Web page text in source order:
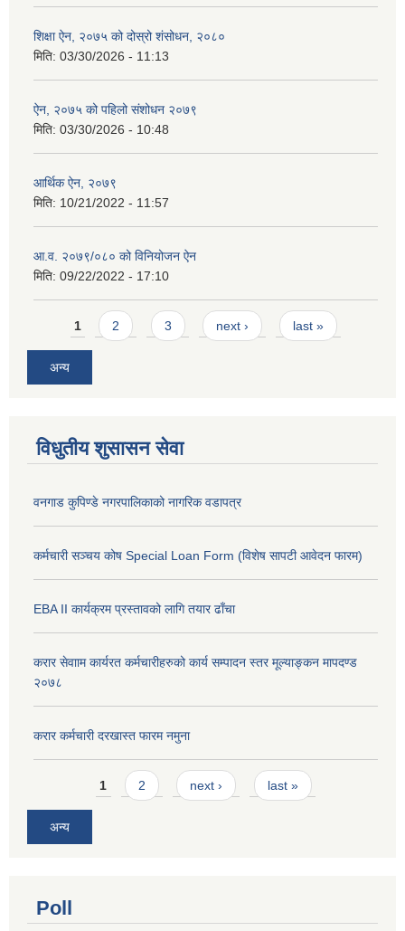
शिक्षा ऐन, २०७५ को दोस्रो शंसोधन, २०८०
मिति: 03/30/2026 - 11:13
ऐन, २०७५ को पहिलो संशोधन २०७९
मिति: 03/30/2026 - 10:48
आर्थिक ऐन, २०७९
मिति: 10/21/2022 - 11:57
आ.व. २०७९/०८० को विनियोजन ऐन
मिति: 09/22/2022 - 17:10
Pages
1 2 3 next › last »
अन्य
विधुतीय शुसासन सेवा
वनगाड कुपिण्डे नगरपालिकाको नागरिक वडापत्र
कर्मचारी सञ्चय कोष Special Loan Form (विशेष सापटी आवेदन फारम)
EBA II कार्यक्रम प्रस्तावको लागि तयार ढाँचा
करार सेवााम कार्यरत कर्मचारीहरुको कार्य सम्पादन स्तर मूल्याङ्कन मापदण्ड
२०७८
करार कर्मचारी दरखास्त फारम नमुना
Pages1 2 next › last »
अन्य
Poll